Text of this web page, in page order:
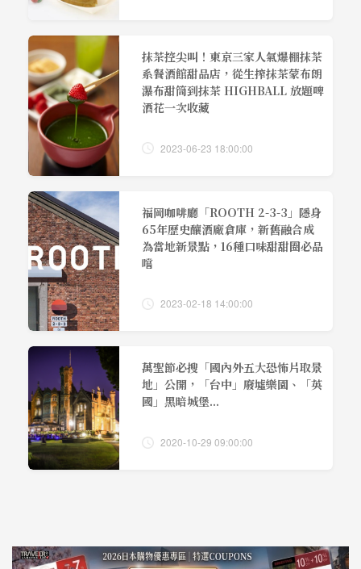
抹茶控尖叫！東京三家人氣爆棚抹茶
系餐酒館甜品店，從生搾抹茶蒙布朗
瀑布甜筒到抹茶 HIGHBALL 放題啤
酒花一次收藏
2023-06-23 18:00:00
福岡咖啡廳「ROOTH 2-3-3」隱身
65年歷史釀酒廠倉庫，新舊融合成
為當地新景點，16種口味甜甜圈必品
嚐
2023-02-18 14:00:00
萬聖節必搜「國內外五大恐怖片取景
地」公開，「台中」廢墟樂園、「英
國」黑暗城堡...
2020-10-29 09:00:00